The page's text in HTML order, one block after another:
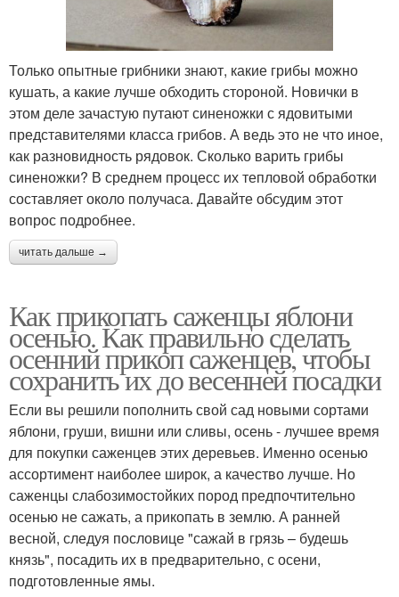
Только опытные грибники знают, какие грибы можно
кушать, а какие лучше обходить стороной. Новички в
этом деле зачастую путают синеножки с ядовитыми
представителями класса грибов. А ведь это не что иное,
как разновидность рядовок. Сколько варить грибы
синеножки? В среднем процесс их тепловой обработки
составляет около получаса. Давайте обсудим этот
вопрос подробнее.
читать дальше →
Как прикопать саженцы яблони
осенью. Как правильно сделать
осенний прикоп саженцев, чтобы
сохранить их до весенней посадки
Если вы решили пополнить свой сад новыми сортами
яблони, груши, вишни или сливы, осень - лучшее время
для покупки саженцев этих деревьев. Именно осенью
ассортимент наиболее широк, а качество лучше. Но
саженцы слабозимостойких пород предпочтительно
осенью не сажать, а прикопать в землю. А ранней
весной, следуя пословице "сажай в грязь – будешь
князь", посадить их в предварительно, с осени,
подготовленные ямы.